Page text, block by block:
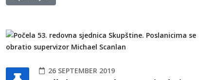
26 SEPTEMBER 2019